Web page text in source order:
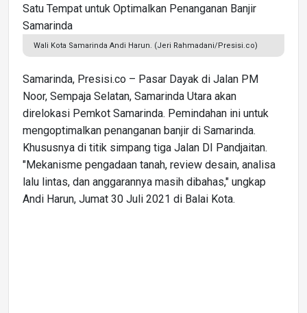
Wali Kota Samarinda Andi Harun. (Jeri Rahmadani/Presisi.co)
Samarinda, Presisi.co – Pasar Dayak di Jalan PM
Noor, Sempaja Selatan, Samarinda Utara akan
direlokasi Pemkot Samarinda. Pemindahan ini untuk
mengoptimalkan penanganan banjir di Samarinda.
Khususnya di titik simpang tiga Jalan DI Pandjaitan.
"Mekanisme pengadaan tanah, review desain, analisa
lalu lintas, dan anggarannya masih dibahas," ungkap
Andi Harun, Jumat 30 Juli 2021 di Balai Kota.